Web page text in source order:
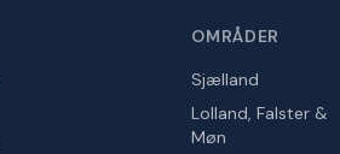
OMRÅDER
Sjælland
Lolland, Falster &
Møn